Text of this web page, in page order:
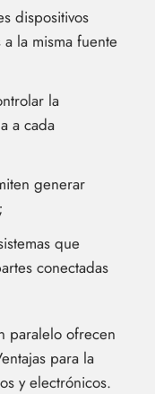
dispositivos
la misma fuente
la
a cada
generar
que
conectadas
paralelo ofrecen
para la
y electrónicos.